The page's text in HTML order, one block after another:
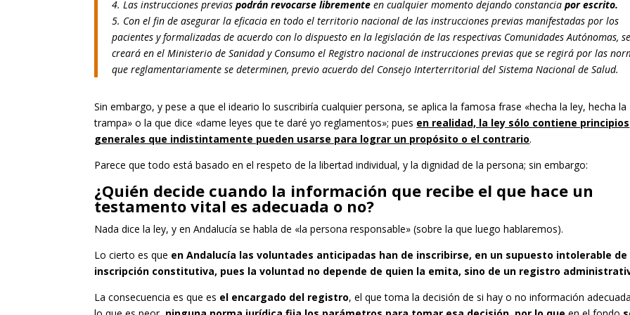
4. Las instrucciones previaspodrán revocarse libremente en cualquier momento dejando constanciapor escrito.
5. Con el fin de asegurar la eficacia en todo el territorio nacional de las instrucciones previas manifestadas por los
pacientes y formalizadas de acuerdo con lo dispuesto en la legislación de las respectivas Comunidades Autónomas, se
creará en el Ministerio de Sanidad y Consumo el Registro nacional de instrucciones previas que se regirá por las
que reglamentariamente se determinen, previo acuerdo del Consejo Interterritorial del Sistema Nacional de Salud.
Sin embargo, y pese a que el ideario lo suscribiría cualquier persona, se aplica la famosa frase «hecha la ley, hecha la
trampa» o la que dice «dame leyes que te daré yo reglamentos»; pues en realidad, la ley sólo contiene principios
generales que indistintamente pueden usarse para lograr un propósito o el contrario.
Parece que todo está basado en el respeto de la libertad individual, y la dignidad de la persona; sin embargo:
¿Quién decide cuando la información que recibe el que hace un
testamento vital es adecuada o no?
Nada dice la ley, y en Andalucía se habla de «la persona responsable» (sobre la que luego hablaremos).
Lo cierto es que en Andalucía las voluntades anticipadas han de inscribirse, en un supuesto intolerable de
inscripción constitutiva, pues la voluntad no depende de quien la emita, sino de un registro
La consecuencia es que es el encargado del registro, el que toma la decisión de si hay o no información